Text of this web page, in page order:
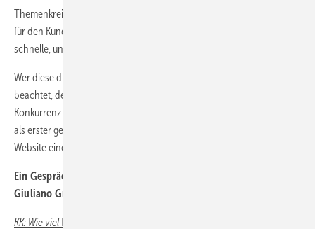
Themenkreise für einen potenziellen Kunden ab und ist damit relevant
für den Kunden. Kurz: findet er wonach er sucht und hat er eine
schnelle, unkomplizierte Möglichkeit mit Ihnen Kontakt aufzunehmen?
Wer diese drei wichtigsten Grundregeln bei seinem Webauftritt
beachtet, der hat eine sehr gute Grundlage, sich gegenüber der
Konkurrenz besser zu positionieren und (nicht nur) in seiner Region
als erster gefunden zu werden und aus einem Besucher seiner
Website einen Kunden zu machen.
Ein Gespräch mit dem Diplom Mediendesigner und Web-Experten
Giuliano Grandis
KK: Wie viel Website ist für einen Anlagenbauer notwendig, um